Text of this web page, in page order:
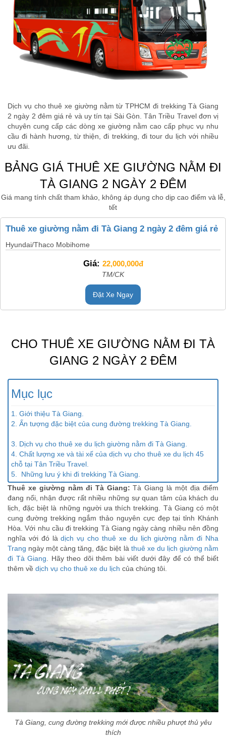
Dịch vụ cho thuê xe giường nằm từ TPHCM đi trekking Tà Giang
2 ngày 2 đêm giá rẻ và uy tín tại Sài Gòn. Tân Triều Travel đơn vị
chuyên cung cấp các dòng xe giường nằm cao cấp phục vụ nhu
cầu đi hành hương, từ thiện, đi trekking, đi tour du lịch với nhiều
ưu đãi.
BẢNG GIÁ THUÊ XE GIƯỜNG NẰM ĐI
TÀ GIANG 2 NGÀY 2 ĐÊM
Giá mang tính chất tham khảo, không áp dụng cho dịp cao điểm và lễ,
tết
Thuê xe giường nằm đi Tà Giang 2 ngày 2 đêm giá rẻ
Hyundai/Thaco Mobihome
Giá: 22,000,000đ
TM/CK
Đặt Xe Ngay
CHO THUÊ XE GIƯỜNG NẰM ĐI TÀ
GIANG 2 NGÀY 2 ĐÊM
Mục lục
1. Giới thiệu Tà Giang.
2. Ấn tượng đặc biệt của cung đường trekking Tà Giang.
3. Dịch vụ cho thuê xe du lịch giường nằm đi Tà Giang.
4. Chất lượng xe và tài xế của dịch vụ cho thuê xe du lịch 45
chỗ tại Tân Triều Travel.
5. Những lưu ý khi đi trekking Tà Giang.
Thuê xe giường nằm đi Tà Giang: Tà Giang là một địa điểm
đang nổi, nhận được rất nhiều những sự quan tâm của khách du
lịch, đặc biệt là những người ưa thích trekking. Tà Giang có một
cung đường trekking ngắm thảo nguyên cực đẹp tại tỉnh Khánh
Hòa. Với nhu cầu đi trekking Tà Giang ngày càng nhiều nên đồng
nghĩa với đó làdịch vụ cho thuê xe du lịch giường nằm đi Nha
Trang ngày một càng tăng, đặc biệt là thuê xe du lịch giường nằm
đi Tà Giang . Hãy theo dõi thêm bài viết dưới đây để có thể biết
thêm về dịch vụ cho thuê xe du lịch của chúng tôi.
Tà Giang, cung đường trekking mới được nhiều phượt thủ yêu
thích